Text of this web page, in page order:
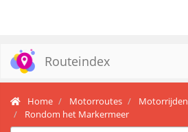
Routeindex
Home Motorroutes
Motorrijden
Rondom het Markermeer